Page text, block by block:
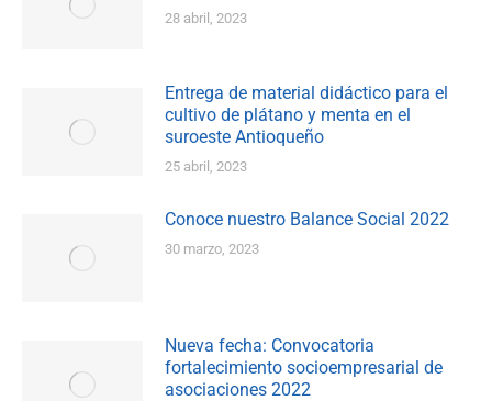
28 abril, 2023
Entrega de material didáctico para el
cultivo de plátano y menta en el
suroeste Antioqueño
25 abril, 2023
Conoce nuestro Balance Social 2022
30 marzo, 2023
Nueva fecha: Convocatoria
fortalecimiento socioempresarial de
asociaciones 2022